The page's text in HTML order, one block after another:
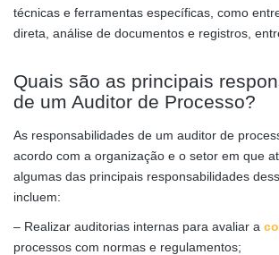
técnicas e ferramentas específicas, como
direta, análise de documentos e registros,
Quais são as principais
de um Auditor de Processo?
As responsabilidades de um auditor de
acordo com a organização e o setor em que
algumas das principais responsabilidades
incluem:
– Realizar auditorias internas para avaliar a
processos com normas e regulamentos;